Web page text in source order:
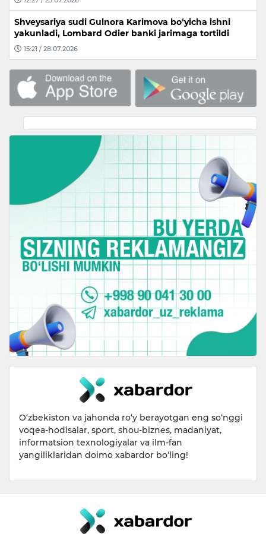
Shveysariya sudi Gulnora Karimova bo‘yicha ishni
yakunladi, Lombard Odier banki jarimaga tortildi
15:21 / 28.07.2026
O‘zbekiston va jahonda ro‘y berayotgan eng so‘nggi
voqea-hodisalar, sport, shou-biznes, madaniyat,
informatsion texnologiyalar va ilm-fan
yangiliklaridan doimo xabardor bo‘ling!